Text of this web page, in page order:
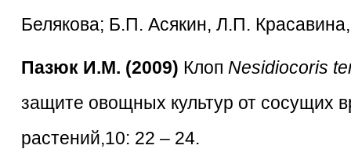
Белякова; Б.П. Асякин, Л.П.
Пазюк И.М. (2009) Клоп Nesidiocoris
защите овощных культур от сосущих
растений,10: 22 – 24.